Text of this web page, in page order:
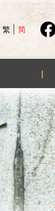
繁 简
|